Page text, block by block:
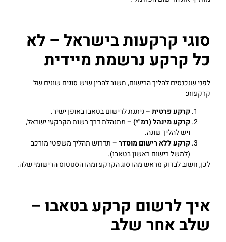
סוגי קרקעות בישראל – לא
כל קרקע נרשמת מיידית
לפני שנכנסים להליך הרישום, חשוב להבין שיש סוגים שונים של
קרקעות:
קרקע פרטית– ניתנת לרישום בטאבו באופן ישיר.
קרקע מינהל (רמ"י)– מתנהלת דרך רשות מקרקעי ישראל,
ויש להליך שונה.
קרקע ללא רישום מוסדר– תדרוש תהליך משפטי מורכב
(למשל רישום ראשון בטאבו).
לכן, חשוב לבדוק מראש מהו סוג הקרקע ומהו הסטטוס הרישומי שלה.
איך לרשום קרקע בטאבו –
שלב אחר שלב